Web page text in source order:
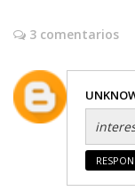
3 comentarios